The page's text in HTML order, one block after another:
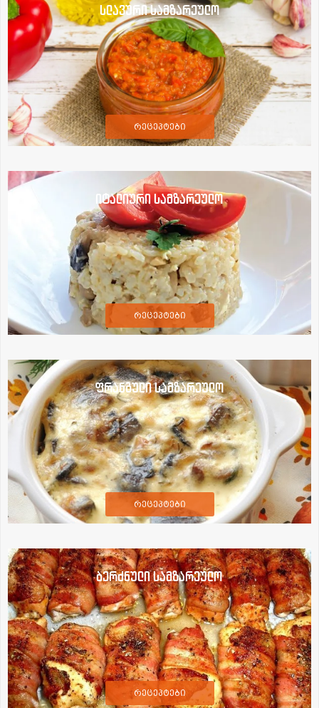
სლავური სამზარეულო
რეცეპტები
იტალიური სამზარეულო
რეცეპტები
ფრანგული სამზარეულო
რეცეპტები
ბერძნული სამზარეულო
რეცეპტები